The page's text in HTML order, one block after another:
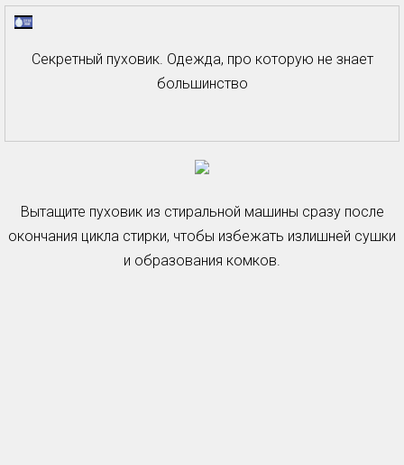
Секретный пуховик. Одежда, про которую не знает
большинство
Вытащите пуховик из стиральной машины сразу после
окончания цикла стирки, чтобы избежать излишней сушки
и образования комков.